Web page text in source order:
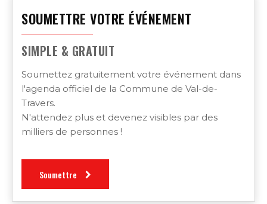
SOUMETTRE VOTRE ÉVÉNEMENT
SIMPLE & GRATUIT
Soumettez gratuitement votre événement dans
l'agenda officiel de la Commune de Val-de-
Travers.
N'attendez plus et devenez visibles par des
milliers de personnes !
Soumettre